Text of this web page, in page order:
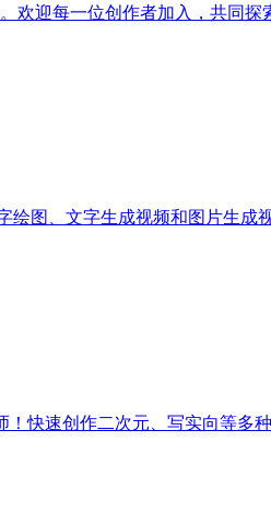
欢迎每一位创作者加入，共同探
图、文字生成视频和图片生成
快速创作二次元、写实向等多种